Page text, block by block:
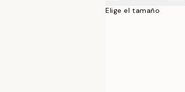
Elige el tamaño